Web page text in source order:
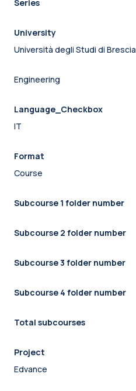
Series
University
Università degli Studi di Brescia
Engineering
Language_Checkbox
IT
Format
Course
Subcourse 1 folder number
Subcourse 2 folder number
Subcourse 3 folder number
Subcourse 4 folder number
Total subcourses
Project
Edvance